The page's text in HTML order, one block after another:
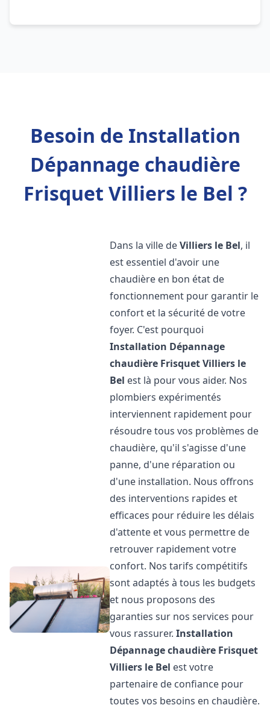
Besoin de Installation
Dépannage chaudière
Frisquet Villiers le Bel ?
Dans la ville deVilliers le Bel, il
est essentiel d'avoir une
chaudière en bon état de
fonctionnement pour garantir le
confort et la sécurité de votre
foyer. C'est pourquoi
Installation Dépannage
chaudière FrisquetVilliers le
Bel est là pour vous aider. Nos
plombiers expérimentés
interviennent rapidement pour
résoudre tous vos problèmes de
chaudière, qu'il s'agisse d'une
panne, d'une réparation ou
d'une installation. Nous offrons
des interventions rapides et
efficaces pour réduire les délais
d'attente et vous permettre de
retrouver rapidement votre
confort. Nos tarifs compétitifs
sont adaptés à tous les budgets
et nous proposons des
garanties sur nos services pour
vous rassurer.Installation
Dépannage chaudière Frisquet
Villiers le Bel est votre
partenaire de confiance pour
toutes vos besoins en chaudière.